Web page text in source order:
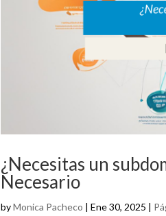
¿Necesitas un
Necesario
byMonica Pacheco |Ene 30, 2025 |